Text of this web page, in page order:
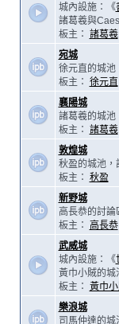
城內設施：《
諸葛羲與
板主： 諸葛羲
宛城
徐元直的城池
板主： 徐元直
襄陽城
諸葛羲的城池
板主： 諸葛羲
敦煌城
秋盈的城池，
板主： 秋盈
新野城
高長恭的討論
板主：
高長恭
武威城
城內設施：《
黃巾小賊的城
板主： 黃巾
樂浪城
司馬仲達的城